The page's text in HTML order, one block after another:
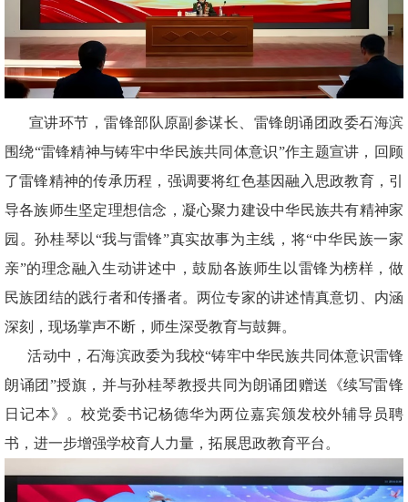
宣讲环节，雷锋部队原副参谋长、雷锋朗诵团政委石海滨
围绕“雷锋精神与铸牢中华民族共同体意识”作主题宣讲，回顾
了雷锋精神的传承历程，强调要将红色基因融入思政教育，引
导各族师生坚定理想信念，凝心聚力建设中华民族共有精神家
园。孙桂琴以“我与雷锋”真实故事为主线，将“中华民族一家
亲”的理念融入生动讲述中，鼓励各族师生以雷锋为榜样，做
民族团结的践行者和传播者。两位专家的讲述情真意切、内涵
深刻，现场掌声不断，师生深受教育与鼓舞。
活动中，石海滨政委为我校“铸牢中华民族共同体意识雷锋
朗诵团”授旗，并与孙桂琴教授共同为朗诵团赠送《续写雷锋
日记本》。校党委书记杨德华为两位嘉宾颁发校外辅导员聘
书，进一步增强学校育人力量，拓展思政教育平台。